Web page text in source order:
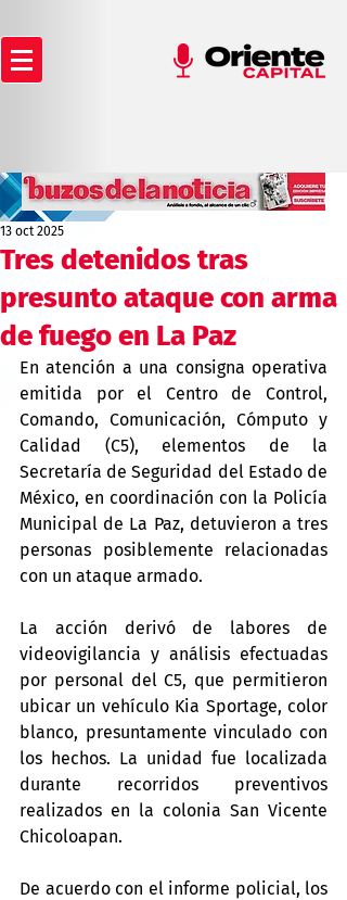
Tres detenidos tras
presunto ataque con arma
de fuego en La Paz
13 oct 2025
En atención a una consigna operativa
emitida por el Centro de Control,
Comando, Comunicación, Cómputo y
Calidad (C5), elementos de la
Secretaría de Seguridad del Estado de
México, en coordinación con la Policía
Municipal de La Paz, detuvieron a tres
personas posiblemente relacionadas
con un ataque armado.
La acción derivó de labores de
videovigilancia y análisis efectuadas
por personal del C5, que permitieron
ubicar un vehículo Kia Sportage, color
blanco, presuntamente vinculado con
los hechos. La unidad fue localizada
durante recorridos preventivos
realizados en la colonia San Vicente
Chicoloapan.
De acuerdo con el informe policial, los